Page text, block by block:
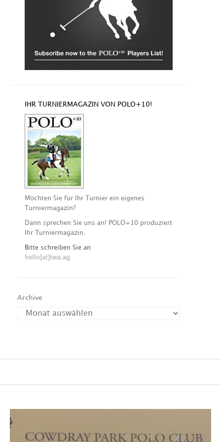
IHR TURNIERMAGAZIN VON POLO+10!
Möchten Sie für Ihr Turnier ein eigenes
Turniermagazin?
Dann sprechen Sie uns an! POLO+10 produziert
Ihr Turniermagazin.
Bitte schreiben Sie an
hello[at]twa.ag
Archive